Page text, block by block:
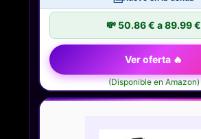
💸 50.86 € a 89.99 €
Ver oferta 🔥
(Disponible en Amazon)